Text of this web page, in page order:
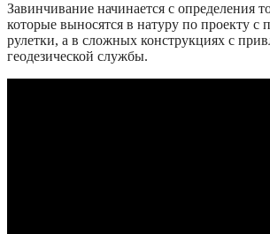
Завинчивание начинается с определения
которые выносятся в натуру по проекту
рулетки, а в сложных конструкциях с
геодезической службы.